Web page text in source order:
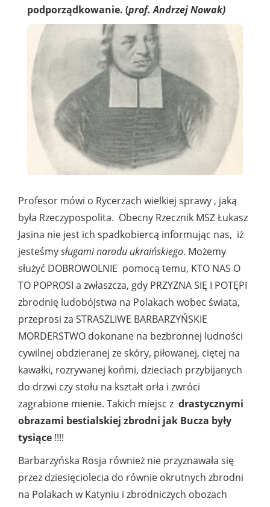
podporządkowanie. (prof. Andrzej Nowak)
Profesor mówi o Rycerzach wielkiej sprawy , jaką
była Rzeczypospolita. Obecny Rzecznik MSZ Łukasz
Jasina nie jest ich spadkobiercą informując nas, iż
jesteśmysługami narodu ukraińskiego. Możemy
służyć DOBROWOLNIE pomocą temu, KTO NAS O
TO POPROSI a zwłaszcza, gdy PRZYZNA SIĘ I POTĘPI
zbrodnię ludobójstwa na Polakach wobec świata,
przeprosi za STRASZLIWE BARBARZYŃSKIE
MORDERSTWO dokonane na bezbronnej ludności
cywilnej obdzieranej ze skóry, piłowanej, ciętej na
kawałki, rozrywanej końmi, dzieciach przybijanych
do drzwi czy stołu na kształt orła i zwróci
zagrabione mienie. Takich miejsc z drastycznymi
obrazami bestialskiej zbrodni jak Bucza były
tysiące !!!!
Barbarzyńska Rosja również nie przyznawała się
przez dziesięciolecia do równie okrutnych zbrodni
na Polakach w Katyniu i zbrodniczych obozach